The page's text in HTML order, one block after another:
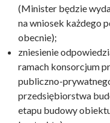
(Minister będzie
na wniosek każdego
obecnie);
zniesienie
ramach konsorcjum
publiczno-
przedsiębiorstwa
etapu budowy